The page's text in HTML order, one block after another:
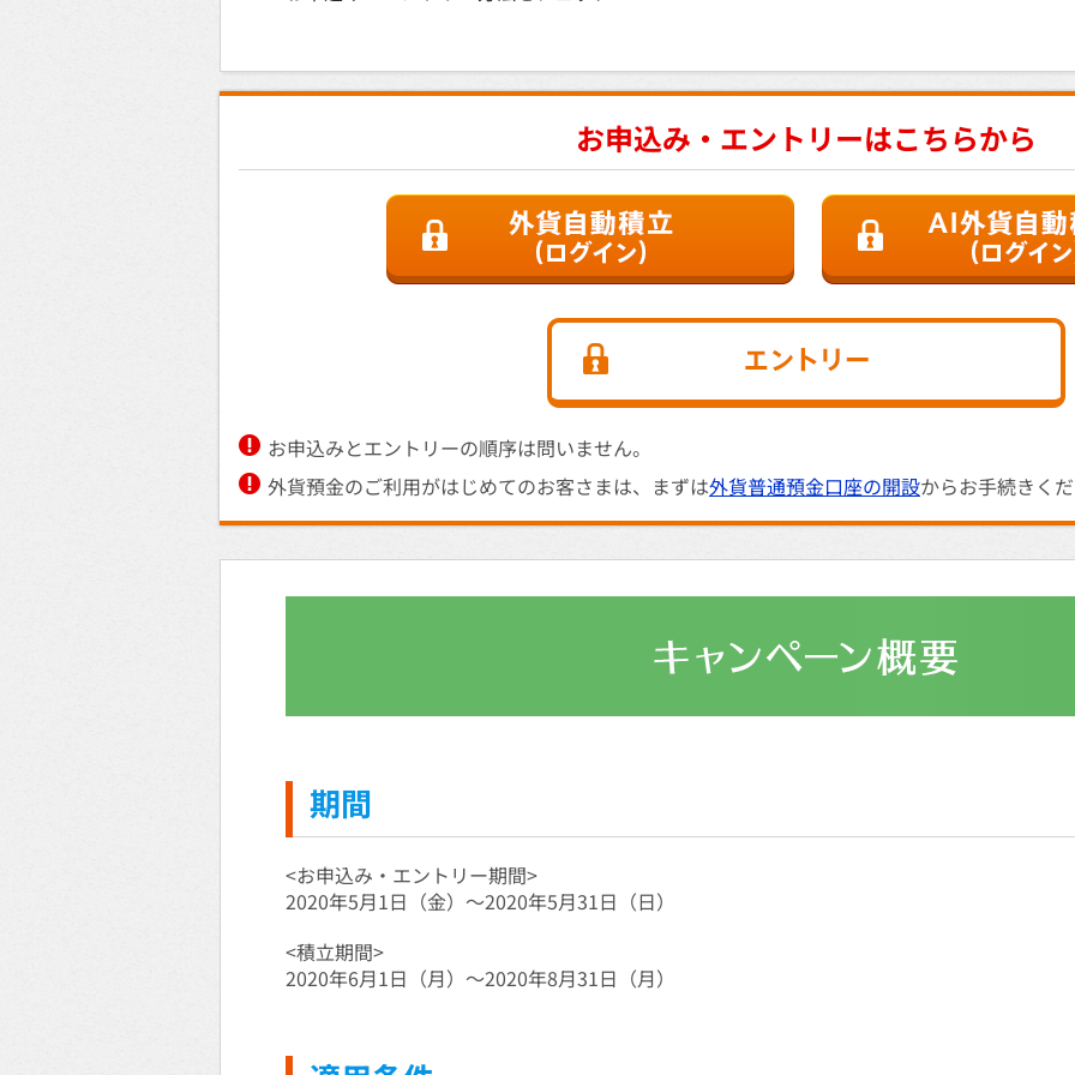
お申込み・エントリーはこちらから
お申込みとエントリーの順序は問いません。
外貨預金のご利用がはじめてのお客さまは、まずは外貨普通預金口座の開設からお手続きく
期間
<お申込み・エントリー期間>
2020年5月1日（金）～2020年5月31日（日）
<積立期間>
2020年6月1日（月）～2020年8月31日（月）